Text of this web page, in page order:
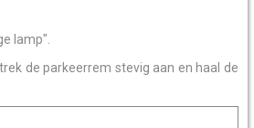
lamp".
de parkeerrem stevig aan en haal de